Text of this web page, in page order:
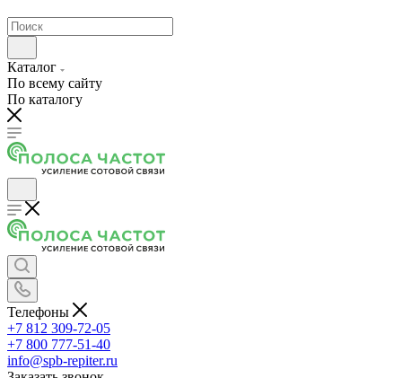
Каталог
По всему сайту
По каталогу
Телефоны
+7 812 309-72-05
+7 800 777-51-40
info@spb-repiter.ru